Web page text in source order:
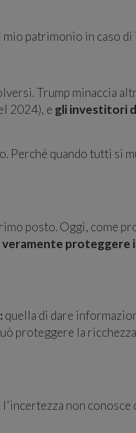
patrimonio in caso di
Trump minaccia
2024), e gli investitori
Perché quando tutti si
posto. Oggi, come
veramente
quella di dare
proteggere la
non conosce